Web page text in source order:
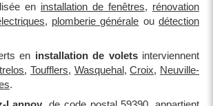
en installation de fenêtres, rénovation
, plomberie générale oudétection
en installation de voletsinterviennent
,Toufflers, Wasquehal,Croix, Neuville-
.